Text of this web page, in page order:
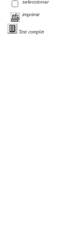
seleccionar
imprimir
Text complet